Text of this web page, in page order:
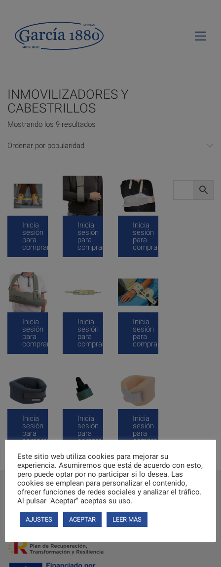
INMOVILIZADORES Y
CABESTRILLOS
Mostrando los 9 resultados
Ordenar por popularidad
Inicia
sesión
para
comprar
Inicia
sesión
para
comprar
Inicia
sesión
para
comprar
Inicia
sesión
para
comprar
Inicia
sesión
para
comprar
Inicia
sesión
para
comprar
Inicia
sesión
para
comprar
Inicia
sesión
para
comprar
Inicia
sesión
para
comprar
Este sitio web utiliza cookies para mejorar su
experiencia. Asumiremos que está de acuerdo con esto,
pero puede optar por no participar si lo desea. Las
cookies se emplean para personalizar el contenido,
ofrecer funciones de redes sociales y analizar el tráfico.
Al pulsar "Aceptar" aceptas su uso.
AJUSTES ACEPTAR LEER MÁS